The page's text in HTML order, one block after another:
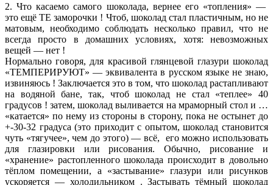
2. Что касаемо самого шоколада, вернее его «топления» —
это ещё ТЕ заморочки ! Чтоб, шоколад стал пластичным, но не
матовым, необходимо соблюдать несколько правил, что не
всегда просто в домашних условиях, хотя: невозможных
вещей — нет !
Нормально говоря, для красивой глянцевой глазури шоколад
«ТЕМПЕРИРУЮТ» — эквивалента в русском языке не знаю,
извиняюсь ! Заключается это в том, что шоколад растапливают
на водяной бане, так, чтоб шоколад не стал «теплее» 40
градусов ! затем, шоколад выливается на мраморный стол и …
«катается» по нему из стороны в сторону, пока не остынет до
+-30-32 градуса (это приходит с опытом, шоколад становится
чуть «тягучее», чем до этого) — всё, его можно использовать
для глазировки или рисования. Обычно, рисование и
«хранение» растопленного шоколада происходит в довольно
тёплом помещении, а «застывание» глазури или рисунков
ускоряется — холодильником . Застывать тёмный шоколад